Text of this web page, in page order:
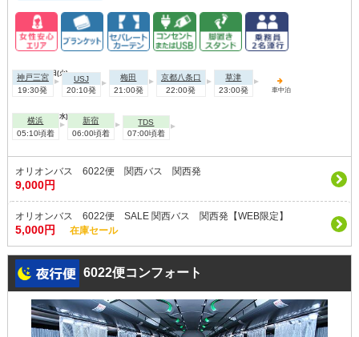
2026年09月01日(火)
神戸三宮
19:30発
USJ
20:10発
梅田
21:00発
京都八条口
22:00発
草津
23:00発
車中泊
2026年09月02日(水)
横浜
05:10頃着
新宿
06:00頃着
TDS
07:00頃着
オリオンバス 6022便 関西バス 関西発
9,000円
オリオンバス 6022便 SALE 関西バス 関西発【WEB限定】
5,000円 在庫セール
6022便コンフォート